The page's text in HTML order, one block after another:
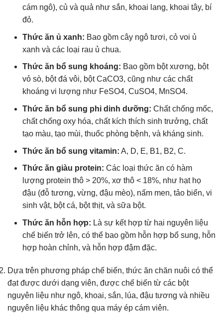
cám ngô), củ và quả như sắn, khoai lang, khoai tây, bí
đỏ.
Thức ăn ủ xanh: Bao gồm cây ngô tươi, cỏ voi ủ
xanh và các loại rau ủ chua.
Thức ăn bổ sung khoáng: Bao gồm bột xương, bột
vỏ sò, bột đá vôi, bột CaCO3, cũng như các chất
khoáng vi lượng như FeSO4, CuSO4, MnSO4.
Thức ăn bổ sung phi dinh dưỡng: Chất chống mốc,
chất chống oxy hóa, chất kích thích sinh trưởng, chất
tạo màu, tạo mùi, thuốc phòng bệnh, và kháng sinh.
Thức ăn bổ sung vitamin: A, D, E, B1, B2, C.
Thức ăn giàu protein: Các loại thức ăn có hàm
lượng protein thô > 20%, xơ thô < 18%, như hạt họ
đậu (đỗ tương, vừng, đậu mèo), nấm men, tảo biển, vi
sinh vật, bột cá, bột thịt, và sữa bột.
Thức ăn hỗn hợp: Là sự kết hợp từ hai nguyên liệu
chế biến trở lên, có thể bao gồm hỗn hợp bổ sung, hỗn
hợp hoàn chỉnh, và hỗn hợp đậm đặc.
Dựa trên phương pháp chế biến, thức ăn chăn nuôi có thể
đạt được dưới dạng viên, được chế biến từ các bột
nguyên liệu như ngô, khoai, sắn, lúa, đậu tương và nhiều
nguyên liệu khác thông qua máy ép cám viên.